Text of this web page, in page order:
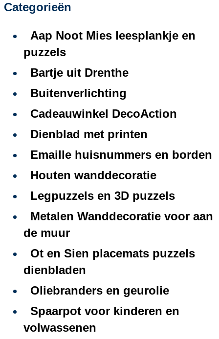
Categorieën
Aap Noot Mies leesplankje en
puzzels
Bartje uit Drenthe
Buitenverlichting
Cadeauwinkel DecoAction
Dienblad met printen
Emaille huisnummers en borden
Houten wanddecoratie
Legpuzzels en 3D puzzels
Metalen Wanddecoratie voor aan
de muur
Ot en Sien placemats puzzels
dienbladen
Oliebranders en geurolie
Spaarpot voor kinderen en
volwassenen